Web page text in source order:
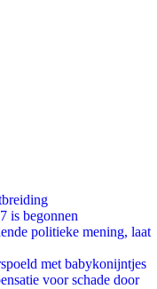
is begonnen
politieke mening, laat
met babykonijntjes
voor schade door